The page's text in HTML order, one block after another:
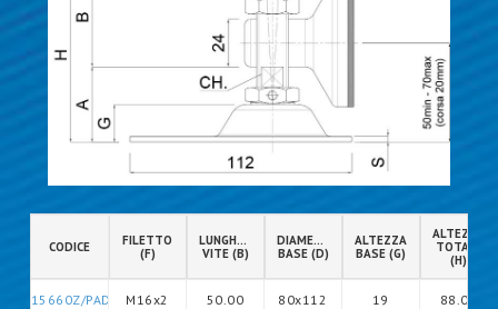
CODICE
FILETTO
(F)
LUNGHEZZA
VITE (B)
DIAMETRO
BASE (D)
ALTEZZA
BASE (G)
ALTEZZA
TOTALE
(H)
15660Z/PAD M16x2 50.00 80x112 19 88.00